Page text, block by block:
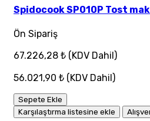
Spidocook SP010P Tost
Ön Sipariş
67.226,28 ₺ (KDV Dahil)
56.021,90 ₺ (KDV Dahil)
Sepete Ekle
Karşılaştırma listesine ekle